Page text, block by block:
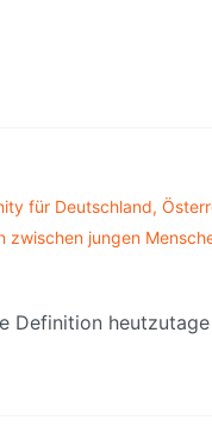
für Deutschland,
zwischen jungen
Definition